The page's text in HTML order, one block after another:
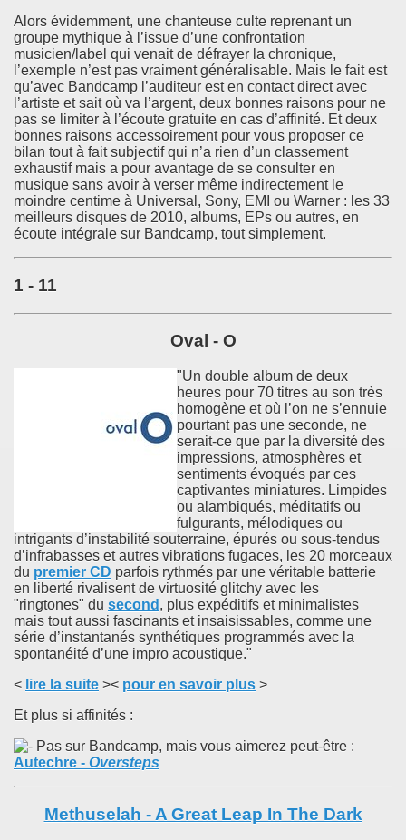
Alors évidemment, une chanteuse culte reprenant un
groupe mythique à l’issue d’une confrontation
musicien/label qui venait de défrayer la chronique,
l’exemple n’est pas vraiment généralisable. Mais le fait est
qu’avec Bandcamp l’auditeur est en contact direct avec
l’artiste et sait où va l’argent, deux bonnes raisons pour ne
pas se limiter à l’écoute gratuite en cas d’affinité. Et deux
bonnes raisons accessoirement pour vous proposer ce
bilan tout à fait subjectif qui n’a rien d’un classement
exhaustif mais a pour avantage de se consulter en
musique sans avoir à verser même indirectement le
moindre centime à Universal, Sony, EMI ou Warner : les 33
meilleurs disques de 2010, albums, EPs ou autres, en
écoute intégrale sur Bandcamp, tout simplement.
1 - 11
Oval - O
"Un double album de deux
heures pour 70 titres au son très
homogène et où l’on ne s’ennuie
pourtant pas une seconde, ne
serait-ce que par la diversité des
impressions, atmosphères et
sentiments évoqués par ces
captivantes miniatures. Limpides
ou alambiqués, méditatifs ou
fulgurants, mélodiques ou
intrigants d’instabilité souterraine, épurés ou sous-tendus
d’infrabasses et autres vibrations fugaces, les 20 morceaux
du premier CD parfois rythmés par une véritable batterie
en liberté rivalisent de virtuosité glitchy avec les
"ringtones" du second , plus expéditifs et minimalistes
mais tout aussi fascinants et insaisissables, comme une
série d’instantanés synthétiques programmés avec la
spontanéité d’une impro acoustique."
< lire la suite >< pour en savoir plus >
Et plus si affinités :
Pas sur Bandcamp, mais vous aimerez peut-être :
Autechre - Oversteps
Methuselah - A Great Leap In The Dark